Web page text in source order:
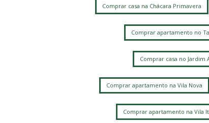
Comprar casa na Chácara Primavera
Comprar apartamento no
Comprar casa no Jardim
Comprar apartamento na Vila Nova
Comprar apartamento na Vila